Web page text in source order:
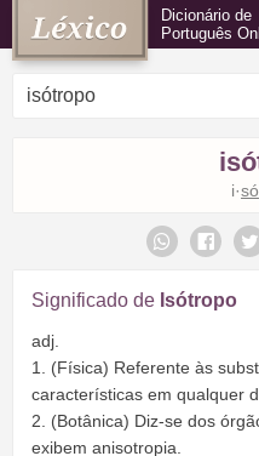
Dicionário de
Português
i·só
Significado de Isótropo
adj.
1. (Física) Referente às
características em qualquer
2. (Botânica) Diz-se dos
exibem anisotropia.